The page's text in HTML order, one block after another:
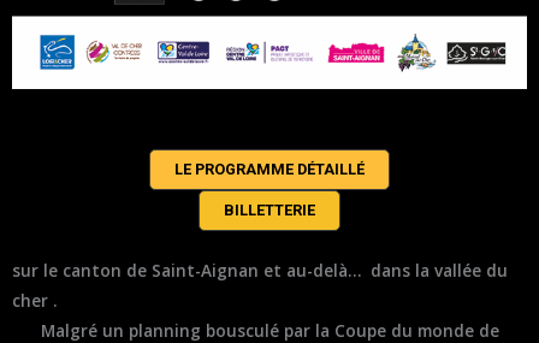
LE PROGRAMME DÉTAILLÉ
BILLETTERIE
sur le canton de Saint-Aignan et au-delà… dans la vallée du
cher .
Malgré un planning bousculé par la Coupe du monde de